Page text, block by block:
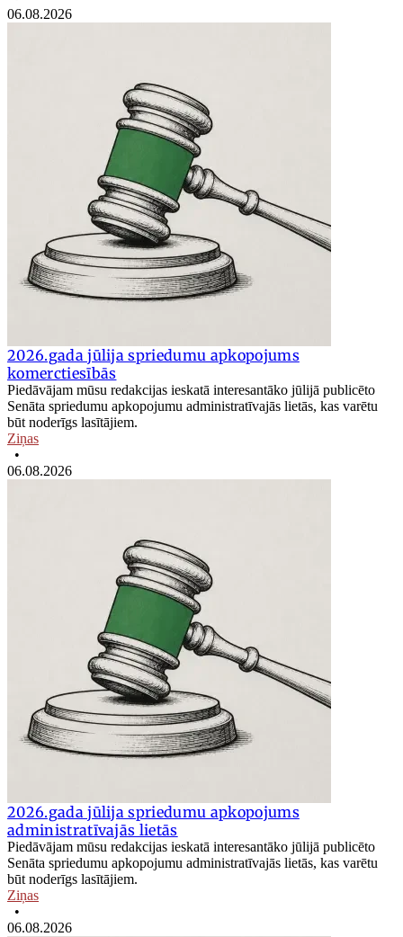
06.08.2026
2026.gada jūlija spriedumu apkopojums
komerctiesībās
Piedāvājam mūsu redakcijas ieskatā interesantāko jūlijā publicēto
Senāta spriedumu apkopojumu administratīvajās lietās, kas varētu
būt noderīgs lasītājiem.
Ziņas
•
06.08.2026
2026.gada jūlija spriedumu apkopojums
administratīvajās lietās
Piedāvājam mūsu redakcijas ieskatā interesantāko jūlijā publicēto
Senāta spriedumu apkopojumu administratīvajās lietās, kas varētu
būt noderīgs lasītājiem.
Ziņas
•
06.08.2026